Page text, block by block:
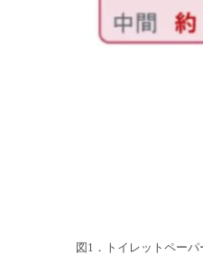
図1．トイレットペー